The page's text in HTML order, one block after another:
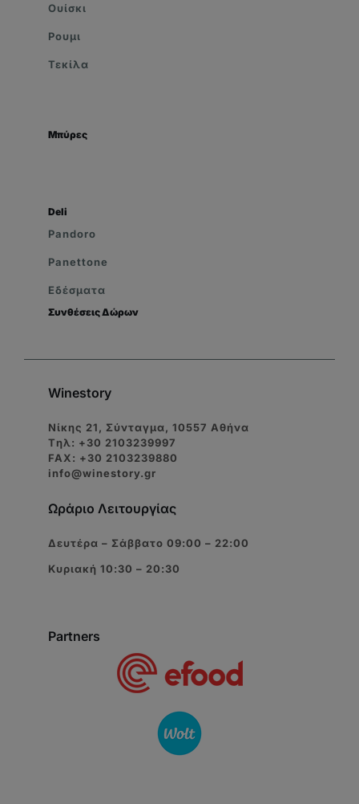
Ουίσκι
Ρουμι
Τεκίλα
Μπύρες
Deli
Pandoro
Panettone
Εδέσματα
Συνθέσεις Δώρων
Winestory
Νίκης 21, Σύνταγμα, 10557 Αθήνα
Tηλ: +30 2103239997
FAX: +30 2103239880
info@winestory.gr
Ωράριο Λειτουργίας
Δευτέρα – Σάββατο 09:00 – 22:00
Κυριακή 10:30 – 20:30
Partners